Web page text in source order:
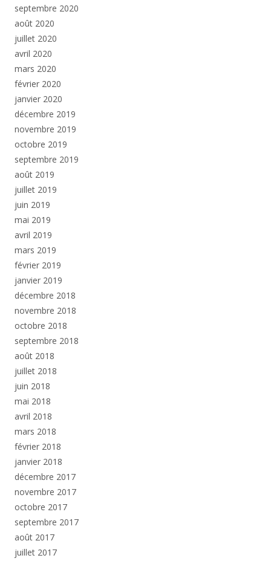
septembre 2020
août 2020
juillet 2020
avril 2020
mars 2020
février 2020
janvier 2020
décembre 2019
novembre 2019
octobre 2019
septembre 2019
août 2019
juillet 2019
juin 2019
mai 2019
avril 2019
mars 2019
février 2019
janvier 2019
décembre 2018
novembre 2018
octobre 2018
septembre 2018
août 2018
juillet 2018
juin 2018
mai 2018
avril 2018
mars 2018
février 2018
janvier 2018
décembre 2017
novembre 2017
octobre 2017
septembre 2017
août 2017
juillet 2017